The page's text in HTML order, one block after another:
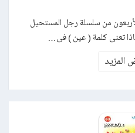
من سلسلة رجل المستحيل
المزيد